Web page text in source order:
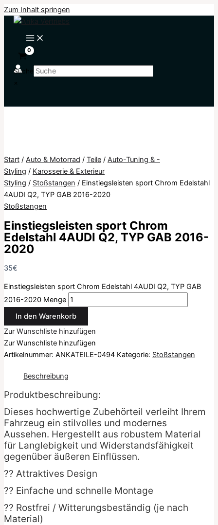
Zum Inhalt springen
Suche
×
Start / Auto & Motorrad / Teile / Auto-Tuning & -
Styling / Karosserie & Exterieur
Styling / Stoßstangen / Einstiegsleisten sport Chrom Edelstahl
4AUDI Q2, TYP GAB 2016-2020
Stoßstangen
Einstiegsleisten sport Chrom
Edelstahl 4AUDI Q2, TYP GAB 2016-
2020
35€
Einstiegsleisten sport Chrom Edelstahl 4AUDI Q2, TYP GAB
2016-2020 Menge
In den Warenkorb
Zur Wunschliste hinzufügen
Zur Wunschliste hinzufügen
Artikelnummer: ANKATEILE-0494 Kategorie: Stoßstangen
Beschreibung
Produktbeschreibung:
Dieses hochwertige Zubehörteil verleiht Ihrem
Fahrzeug ein stilvolles und modernes
Aussehen. Hergestellt aus robustem Material
für Langlebigkeit und Widerstandsfähigkeit
gegenüber äußeren Einflüssen.
?? Attraktives Design
?? Einfache und schnelle Montage
?? Rostfrei / Witterungsbeständig (je nach
Material)